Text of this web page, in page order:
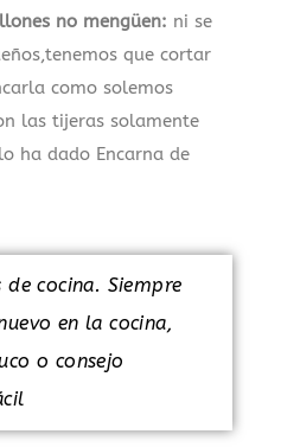
no mengüen: ni se
que cortar
como solemos
las tijeras solamente
ha dado Encarna de
de cocina. Siempre
en la cocina,
o consejo